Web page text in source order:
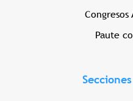
Congresos
Paute